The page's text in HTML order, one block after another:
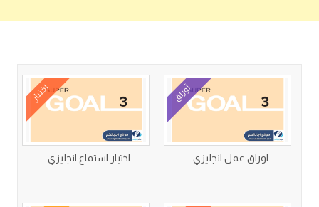
أوراق
اوراق عمل انجليزي
اختبار
اختبار استماع انجليزي